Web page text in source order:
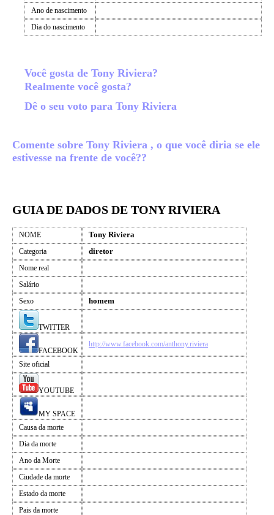
Ano de nascimento
Dia do nascimento
Você gosta de Tony Riviera?
Realmente você gosta?
Dê o seu voto para Tony Riviera
Comente sobre Tony Riviera , o que você diria se ele
estivesse na frente de você??
GUIA DE DADOS DE TONY RIVIERA
NOME Tony Riviera
Categoria diretor
Nome real
Salário
Sexo
homem
TWITTER
FACEBOOK
http://www.facebook.com/anthony.riviera
Site oficial
YOUTUBE
MY SPACE
Causa da morte
Dia da morte
Ano da Morte
Ciudade da morte
Estado da morte
Pais da morte